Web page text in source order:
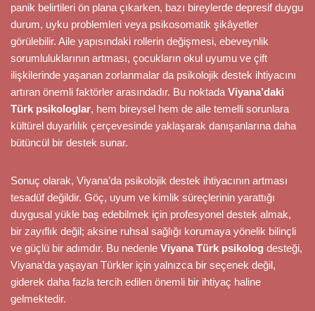
panik belirtileri ön plana çıkarken, bazı bireylerde depresif duygu
durum, uyku problemleri veya psikosomatik şikâyetler
görülebilir. Aile yapısındaki rollerin değişmesi, ebeveynlik
sorumluluklarının artması, çocukların okul uyumu ve çift
ilişkilerinde yaşanan zorlanmalar da psikolojik destek ihtiyacını
artıran önemli faktörler arasındadır. Bu noktada Viyana’daki
Türk psikologlar, hem bireysel hem de aile temelli sorunlara
kültürel duyarlılık çerçevesinde yaklaşarak danışanlarına daha
bütüncül bir destek sunar.
Sonuç olarak, Viyana’da psikolojik destek ihtiyacının artması
tesadüf değildir. Göç, uyum ve kimlik süreçlerinin yarattığı
duygusal yükle baş edebilmek için profesyonel destek almak,
bir zayıflık değil; aksine ruhsal sağlığı korumaya yönelik bilinçli
ve güçlü bir adımdır. Bu nedenle Viyana Türk psikolog desteği,
Viyana’da yaşayan Türkler için yalnızca bir seçenek değil,
giderek daha fazla tercih edilen önemli bir ihtiyaç haline
gelmektedir.